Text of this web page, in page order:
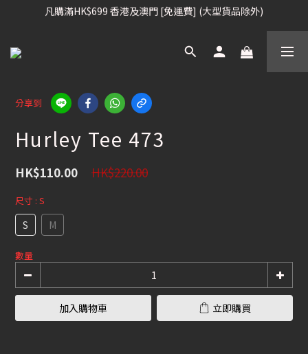
凡購滿HK$699 香港及澳門 [免運費] (大型貨品除外)
凡購滿HK$699 香港及澳門 [免運費] (大型貨品除外)
凡購滿HK$699 香港及澳門 [免運費] (大型貨品除外)
分享到
Hurley Tee 473
HK$220.00
HK$110.00
尺寸 : S
S M
數量
加入購物車 立即購買